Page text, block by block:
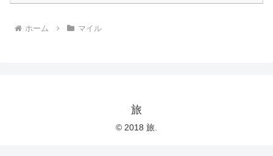
ホーム マイル
旅
© 2018 旅.